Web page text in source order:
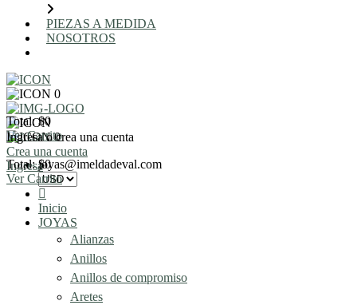
PIEZAS A MEDIDA
NOSOTROS
0
Total: $0
Ver Carrito
Ingresa o crea una cuenta
Crea una cuenta
Ingresa
0
Total: $0
Ver Carrito
joyas@imeldadeval.com
Inicio
JOYAS
Alianzas
Anillos
Anillos de compromiso
Aretes